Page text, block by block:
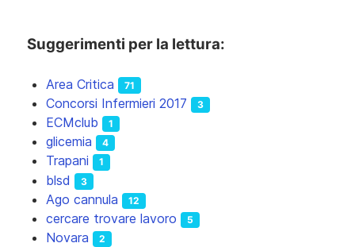
Suggerimenti per la lettura:
Area Critica 71
Concorsi Infermieri 2017 3
ECMclub 1
glicemia 4
Trapani 1
blsd 3
Ago cannula 12
cercare trovare lavoro 5
Novara 2